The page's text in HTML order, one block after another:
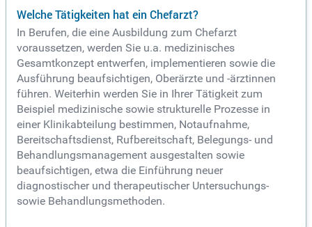
Welche Tätigkeiten hat ein Chefarzt?
In Berufen, die eine Ausbildung zum Chefarzt
voraussetzen, werden Sie u.a. medizinisches
Gesamtkonzept entwerfen, implementieren sowie die
Ausführung beaufsichtigen, Oberärzte und -ärztinnen
führen. Weiterhin werden Sie in Ihrer Tätigkeit zum
Beispiel medizinische sowie strukturelle Prozesse in
einer Klinikabteilung bestimmen, Notaufnahme,
Bereitschaftsdienst, Rufbereitschaft, Belegungs- und
Behandlungsmanagement ausgestalten sowie
beaufsichtigen, etwa die Einführung neuer
diagnostischer und therapeutischer Untersuchungs-
sowie Behandlungsmethoden.